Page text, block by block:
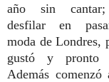
año sin
desfilar en
moda de Londres,
gustó y pronto
Además comenzó